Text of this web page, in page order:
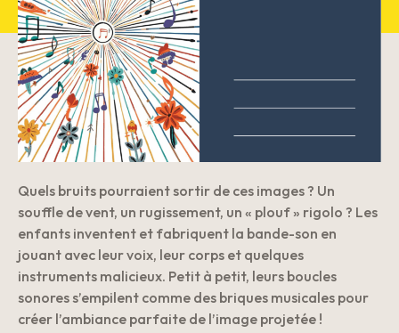
Quels bruits pourraient sortir de ces images ? Un
souffle de vent, un rugissement, un « plouf » rigolo ? Les
enfants inventent et fabriquent la bande-son en
jouant avec leur voix, leur corps et quelques
instruments malicieux. Petit à petit, leurs boucles
sonores s’empilent comme des briques musicales pour
créer l’ambiance parfaite de l’image projetée !